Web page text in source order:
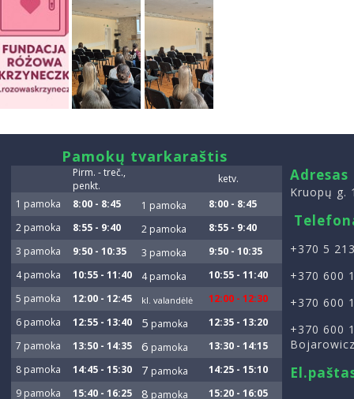
Pamokų tvarkaraštis
Pirm. - treč.,
penkt.
ketv.
1 pamoka
8:00 - 8:45 1 pamoka
8:00 - 8:45
2 pamoka
8:55 - 9:40 2 pamoka
8:55 - 9:40
3 pamoka
9:50 - 10:35 3 pamoka
9:50 - 10:35
4 pamoka
10:55 - 11:40 4 pamoka
10:55 - 11:40
5 pamoka
12:00 - 12:45 kl. valandėlė
12:00 - 12:30
6 pamoka
12:55 - 13:40 5 pamoka
12:35 - 13:20
7 pamoka
13:50 - 14:35 6 pamoka
13:30 - 14:15
8 pamoka
14:45 - 15:30 7 pamoka
14:25 - 15:10
9 pamoka
15:40 - 16:25 8 pamoka 15:20 - 16:05
Adresas
Kruopų g.
+370 5
+370 600
+370 600
+370 600